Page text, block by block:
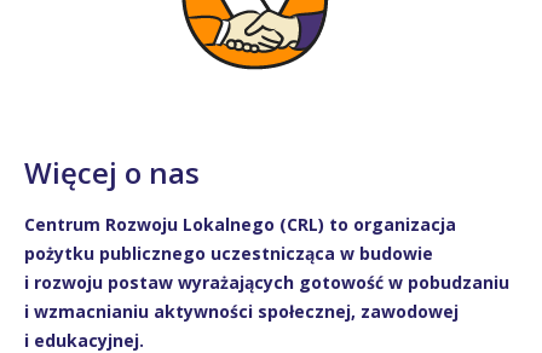
Więcej o nas
Centrum Rozwoju Lokalnego (CRL) to organizacja
pożytku publicznego uczestnicząca w budowie
i rozwoju postaw wyrażających gotowość w pobudzaniu
i wzmacnianiu aktywności społecznej, zawodowej
i edukacyjnej.